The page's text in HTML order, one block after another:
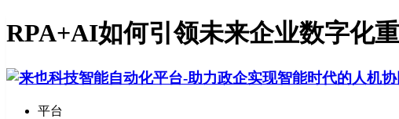
RPA+AI如何引领未来企业数字化
平台